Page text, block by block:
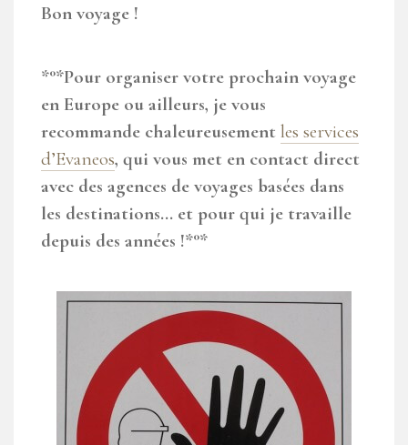
Bon voyage !
*°*Pour organiser votre prochain voyage
en Europe ou ailleurs, je vous
recommande chaleureusement les services
d’Evaneos, qui vous met en contact direct
avec des agences de voyages basées dans
les destinations… et pour qui je travaille
depuis des années !*°*